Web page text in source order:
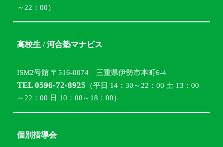
～22：00）
高校生 / 河合塾マナビス
ISM2号館 〒516-0074 三重県伊勢市本町6-4
TEL 0596-72-8925 （平日 14：30～22：00 土 13：00
～22：00 日 10：00～18：00）
個別指導会